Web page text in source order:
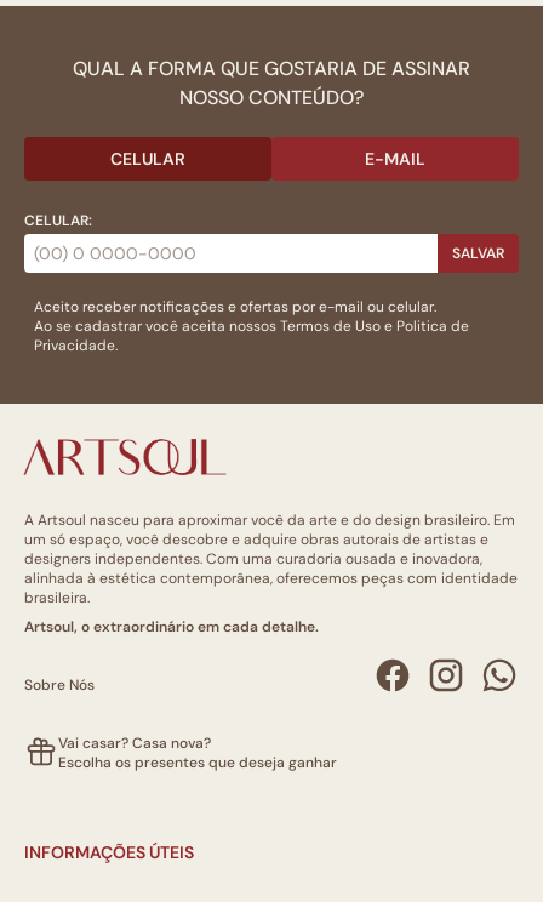
QUAL A FORMA QUE GOSTARIA DE ASSINAR
NOSSO CONTEÚDO?
CELULAR E-MAIL
CELULAR:
SALVAR
Aceito receber notificações e ofertas por e-mail ou celular.
Ao se cadastrar você aceita nossosTermos de Usoe Politica de
Privacidade.
A Artsoul nasceu para aproximar você da arte e do design brasileiro. Em
um só espaço, você descobre e adquire obras autorais de artistas e
designers independentes. Com uma curadoria ousada e inovadora,
alinhada à estética contemporânea, oferecemos peças com identidade
brasileira.
Artsoul, o extraordinário em cada detalhe.
Sobre Nós
Vai casar? Casa nova?
Escolha os presentes que deseja ganhar
INFORMAÇÕES ÚTEIS